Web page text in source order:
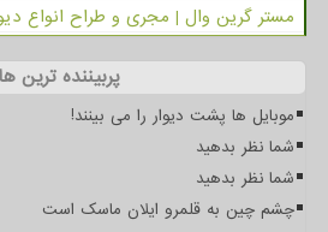
مستر گرین وال | مجری و طراح انواع
پربیننده ترین ها
موبایل ها پشت دیوار را می بینند!
شما نظر بدهید
شما نظر بدهید
چشم چین به قلمرو ایلان ماسک است